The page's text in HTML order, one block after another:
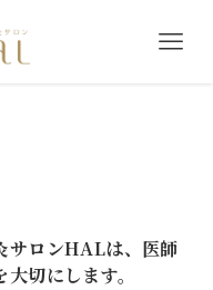
サロンHALは、医師
切にします。